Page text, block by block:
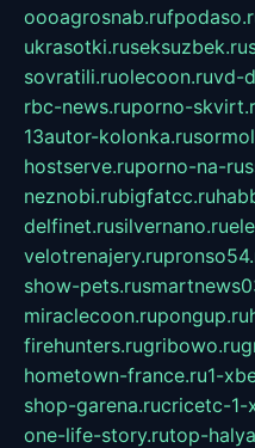
oooagrosnab.ru
ukrasotki.ruseksuzbek.ru
sovratili.ruolecoon.ruvd-
rbc-news.ruporno-
13autor-kolonka.ru
hostserve.ruporno-na-
neznobi.rubigfatcc.ru
delfinet.rusilvernano.ru
velotrenajery.ru
show-pets.ru
miraclecoon.rupongup.ru
firehunters.rugribowo.ru
hometown-france.ru1-
shop-garena.rucricetc-1-
one-life-story.rutop-